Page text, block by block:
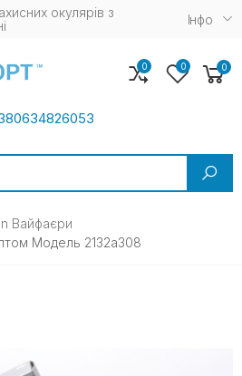
окулярів з
Iнфо
menu
0 0 0
Вайфаєри
Модель 2132a308